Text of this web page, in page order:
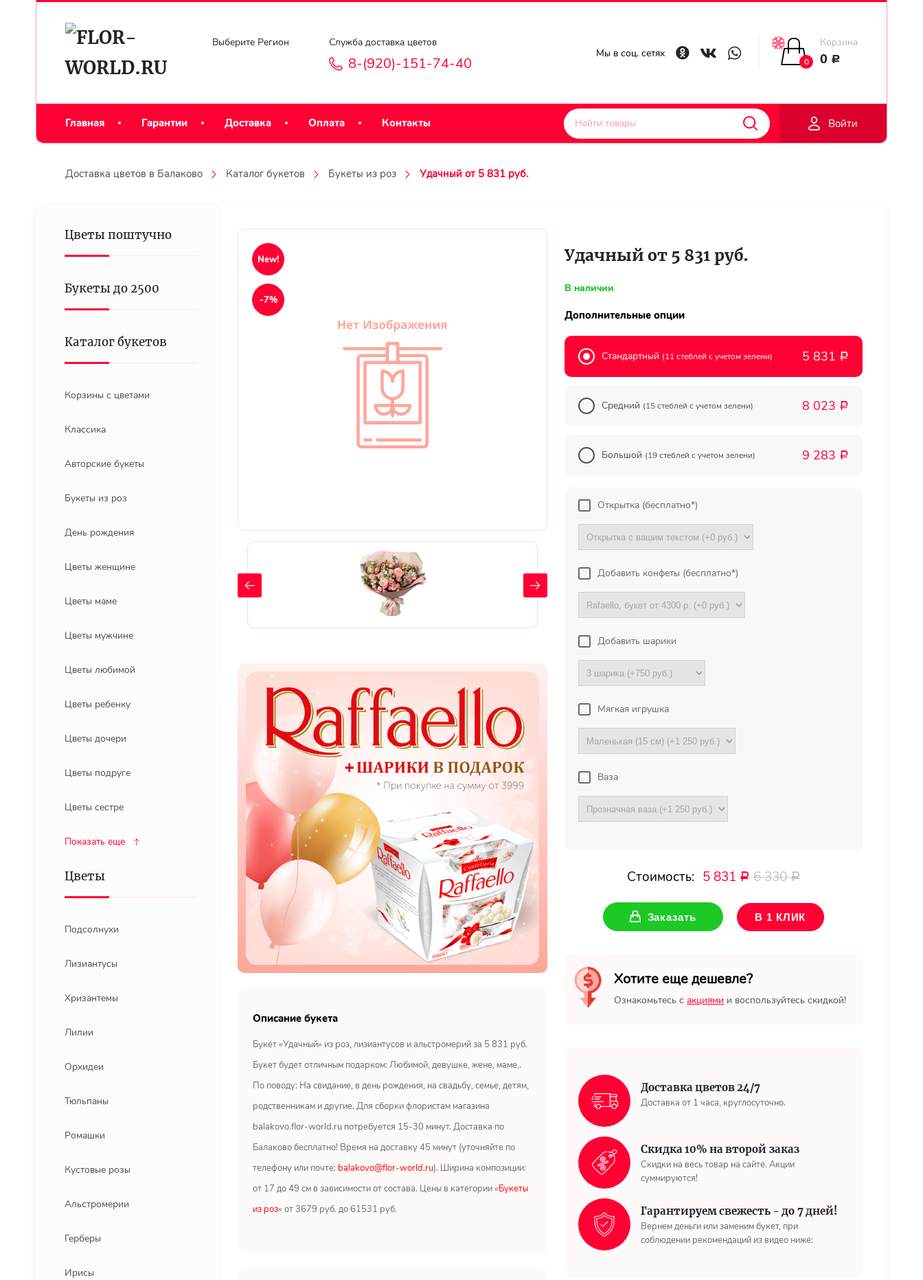
Доставка
Выберите Регион Служба доставка цветов
8-(920)-151-74-40
Мы в соц. сетях
0
Корзина
0 Р
Главная Гарантии Доставка Оплата Контакты Войти
Доставка цветов в Балаково Каталог букетов Букеты из роз Удачный от 5 831 руб.
Цветы поштучно
Букеты до 2500
Каталог букетов
Корзины с цветами
Классика
Авторские букеты
Букеты из роз
День рождения
Цветы женщине
Цветы маме
Цветы мужчине
Цветы любимой
Цветы ребенку
Цветы дочери
Цветы подруге
Цветы сестре
Показать еще
Цветы
Подсолнухи
Лизиантусы
Хризантемы
Лилии
Орхидеи
Тюльпаны
Ромашки
Кустовые розы
Альстромерии
Герберы
Ирисы
New!
-7%
Описание букета
Букет «Удачный» из роз, лизиантусов и альстромерий за 5 831 руб.
Букет будет отличным подарком: Любимой, девушке, жене, маме,.
По поводу: На свидание, в день рождения, на свадьбу, семье, детям,
родственникам и другие. Для сборки флористам магазина
balakovo.flor-world.ru потребуется 15-30 минут. Доставка по
Балаково бесплатно! Время на доставку 45 минут (уточняйте по
телефону или почте: balakovo@flor-world.ru). Ширина композиции:
от 17 до 49 см в зависимости от состава. Цены в категории «Букеты
из роз» от 3679 руб. до 61531 руб.
Удачный от 5 831 руб.
В наличии
Дополнительные опции
Стандартный (11 стеблей с учетом зелени) 5 831 Р
Средний (15 стеблей с учетом зелени) 8 023 Р
Большой (19 стеблей с учетом зелени) 9 283 Р
Открытка (бесплатно*)
Добавить конфеты (бесплатно*)
Добавить шарики
Мягкая игрушка
Ваза
Стоимость: 5 831 Р 6 330Р
Заказать В 1 КЛИК
Хотите еще дешевле?
Ознакомьтесь сакциями и воспользуйтесь скидкой!
Доставка цветов 24/7
Доставка от 1 часа, круглосуточно.
Скидка 10% на второй заказ
Скидки на весь товар на сайте. Акции
суммируются!
Гарантируем свежесть - до 7 дней!
Вернем деньги или заменим букет, при
соблюдении рекомендаций из видео ниже: